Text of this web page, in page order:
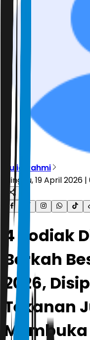
Aulia Rahmi
Minggu, 19 April 2026
4 Zodiak
Berkah
2026,
Tekanan